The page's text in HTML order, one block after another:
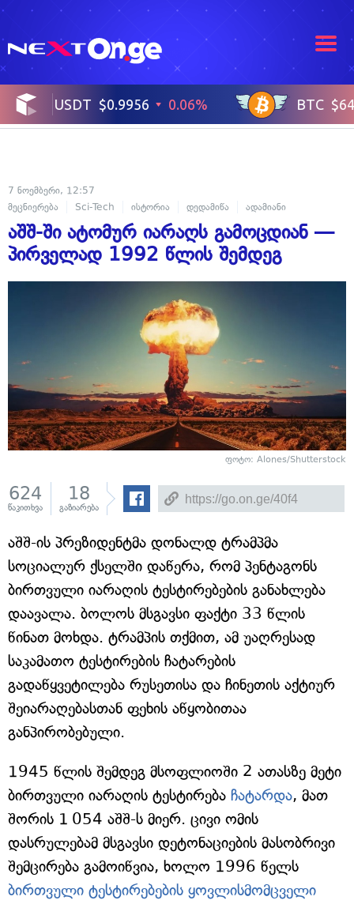
7 ნოემბერი, 12:57
მეცნიერება
Sci-Tech ისტორია დედამიწა ადამიანი
აშშ-ში ატომურ იარაღს გამოცდიან —
პირველად 1992 წლის შემდეგ
ფოტო: Alones/Shutterstock
624
წაკითხვა
18
გაზიარება
აშშ-ის პრეზიდენტმა დონალდ ტრამპმა
სოციალურ ქსელში დაწერა, რომ პენტაგონს
ბირთვული იარაღის ტესტირებების განახლება
დაავალა. ბოლოს მსგავსი ფაქტი 33 წლის
წინათ მოხდა. ტრამპის თქმით, ამ უაღრესად
საკამათო ტესტირების ჩატარების
გადაწყვეტილება რუსეთისა და ჩინეთის აქტიურ
შეიარაღებასთან ფეხის აწყობითაა
განპირობებული.
1945 წლის შემდეგ მსოფლიოში 2 ათასზე მეტი
ბირთვული იარაღის ტესტირება ჩატარდა, მათ
შორის 1 054 აშშ-ს მიერ. ცივი ომის
დასრულებამ მსგავსი დეტონაციების მასობრივი
შემცირება გამოიწვია, ხოლო 1996 წელს
ბირთვული ტესტირებების ყოვლისმომცველი